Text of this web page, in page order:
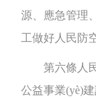
源、應急管理
工做好人民防空
第六條人民
公益事業(yè)建設